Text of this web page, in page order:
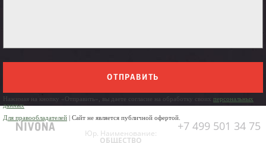
ОТПРАВИТЬ
Нажимая на кнопку «Отправить», вы даете согласие на обработку своих персональных
данных
Для правообладателей | Сайт не является публичной офертой.
+7 499 501 34 75
Юр. Наименование:
ОБЩЕСТВО